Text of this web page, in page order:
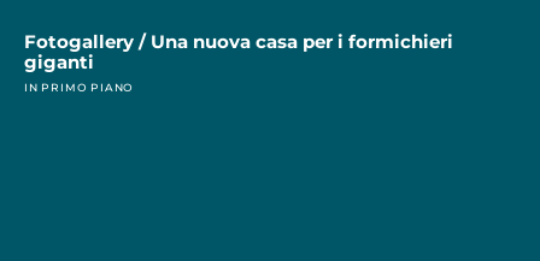
Fotogallery / Una nuova casa per i formichieri
giganti
IN PRIMO PIANO